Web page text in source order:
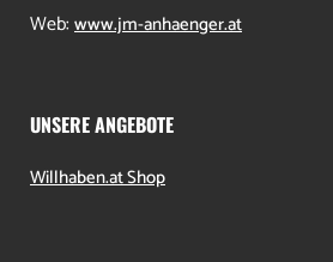
Web: www.jm-anhaenger.at
UNSERE ANGEBOTE
Willhaben.at Shop